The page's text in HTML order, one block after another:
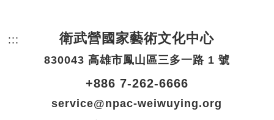
::: 頁尾網站資訊。
衛武營國家藝術文化中心
830043 高雄市鳳山區三多一路 1 號
+886 7-262-6666
service@npac-weiwuying.org